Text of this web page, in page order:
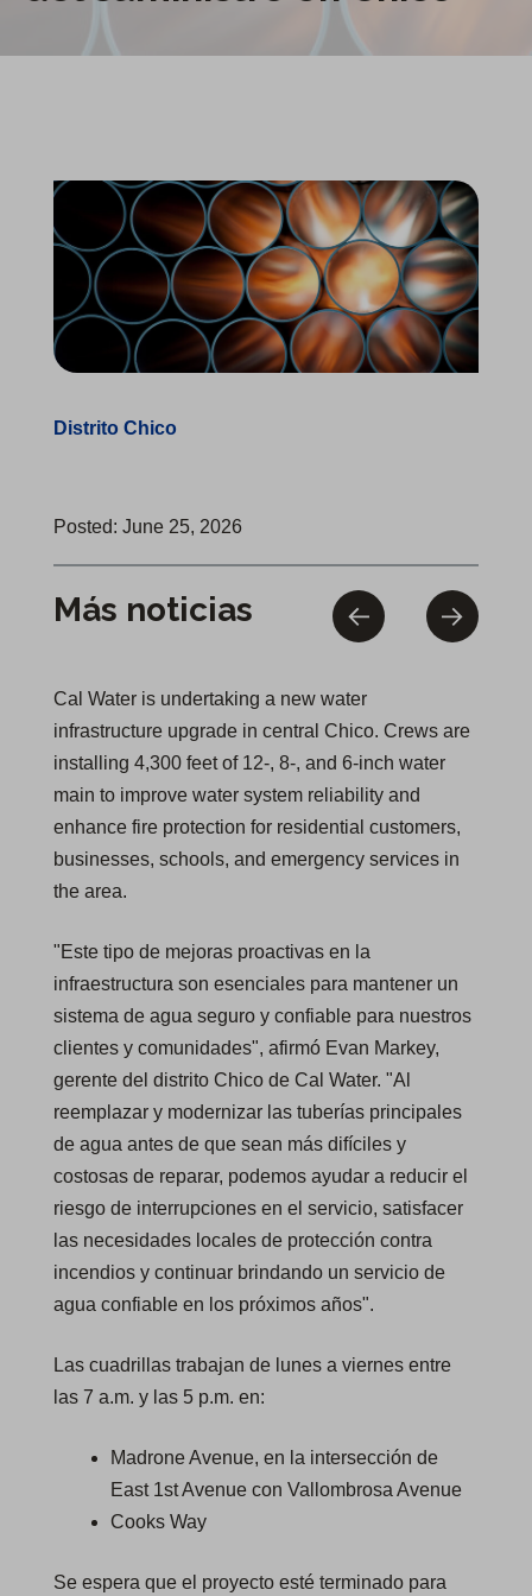
Distrito Chico
Posted: June 25, 2026
Más noticias
Cal Water is undertaking a new water
infrastructure upgrade in central Chico. Crews are
installing 4,300 feet of 12-, 8-, and 6-inch water
main to improve water system reliability and
enhance fire protection for residential customers,
businesses, schools, and emergency services in
the area.
"Este tipo de mejoras proactivas en la
infraestructura son esenciales para mantener un
sistema de agua seguro y confiable para nuestros
clientes y comunidades", afirmó Evan Markey,
gerente del distrito Chico de Cal Water. "Al
reemplazar y modernizar las tuberías principales
de agua antes de que sean más difíciles y
costosas de reparar, podemos ayudar a reducir el
riesgo de interrupciones en el servicio, satisfacer
las necesidades locales de protección contra
incendios y continuar brindando un servicio de
agua confiable en los próximos años".
Las cuadrillas trabajan de lunes a viernes entre
las 7 a.m. y las 5 p.m. en:
Madrone Avenue, en la intersección de
East 1st Avenue con Vallombrosa Avenue
Cooks Way
Se espera que el proyecto esté terminado para